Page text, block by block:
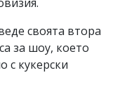
своята втора
за шоу, което
с кукерски